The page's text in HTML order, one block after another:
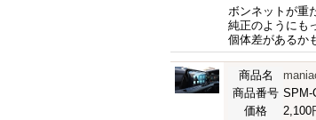
ボンネットが重
純正のようにも
個体差があるか
商品名
商品番号 SPM-
価格
2,100